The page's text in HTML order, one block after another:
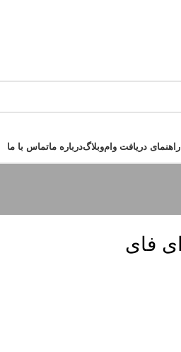
راهنمای دریافت واموبلاگدرباره ماتماس با ما
فای